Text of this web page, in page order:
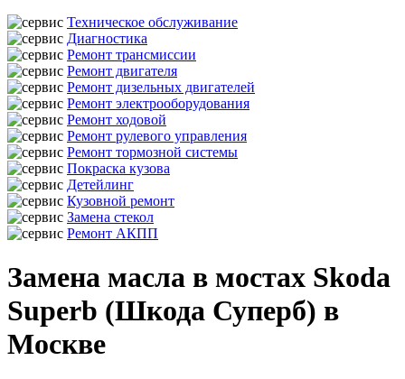
Техническое обслуживание
Диагностика
Ремонт трансмиссии
Ремонт двигателя
Ремонт дизельных двигателей
Ремонт электрооборудования
Ремонт ходовой
Ремонт рулевого управления
Ремонт тормозной системы
Покраска кузова
Детейлинг
Кузовной ремонт
Замена стекол
Ремонт АКПП
Замена масла в мостах Skoda
Superb (Шкода Суперб) в
Москве